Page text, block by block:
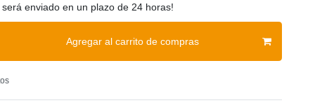
será enviado en un plazo de 24 horas!
Agregar al carrito de compras